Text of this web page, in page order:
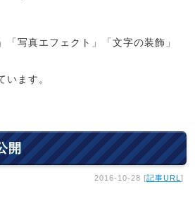
「写真エフェクト」「文字の装飾」
います。
開
2016-10-28 [記事URL ]